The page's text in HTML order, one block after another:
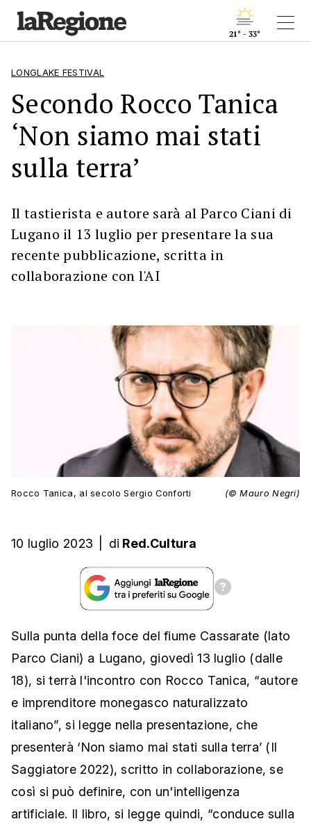
21° - 33°
LONGLAKE FESTIVAL
Secondo Rocco Tanica
‘Non siamo mai stati
sulla terra’
Il tastierista e autore sarà al Parco Ciani di
Lugano il 13 luglio per presentare la sua
recente pubblicazione, scritta in
collaborazione con l'AI
Rocco Tanica, al secolo Sergio Conforti (© Mauro Negri)
10 luglio 2023 di Red.Cultura
Sulla punta della foce del fiume Cassarate (lato
Parco Ciani) a Lugano, giovedì 13 luglio (dalle
18), si terrà l'incontro con Rocco Tanica, “autore
e imprenditore monegasco naturalizzato
italiano”, si legge nella presentazione, che
presenterà ‘Non siamo mai stati sulla terra’ (Il
Saggiatore 2022), scritto in collaborazione, se
così si può definire, con un'intelligenza
artificiale. Il libro, si legge quindi, “conduce sulla